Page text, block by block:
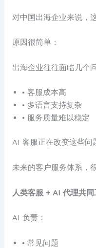
对中国出海企业来说，
原因很简单：
出海企业往往面临几个
• 客服成本高
• 多语言支持复杂
• 服务质量难以稳定
AI 客服正在改变这些问
未来的客户服务体系，
人类客服 + AI 代理共同
AI 负责：
• 常见问题